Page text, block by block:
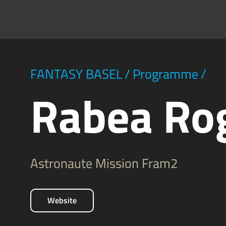
FANTASY BASEL/ Programme/
Rabea
Astronaute Mission Fram2
Website